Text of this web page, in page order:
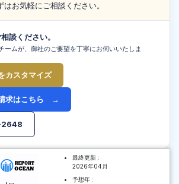
お気軽にご相談ください。
談ください。
ームが、御社のご要望を丁寧にお伺いいたしま
カスタマイズ
求はこちら →
最終更新 :
2026年04月
予想年 :